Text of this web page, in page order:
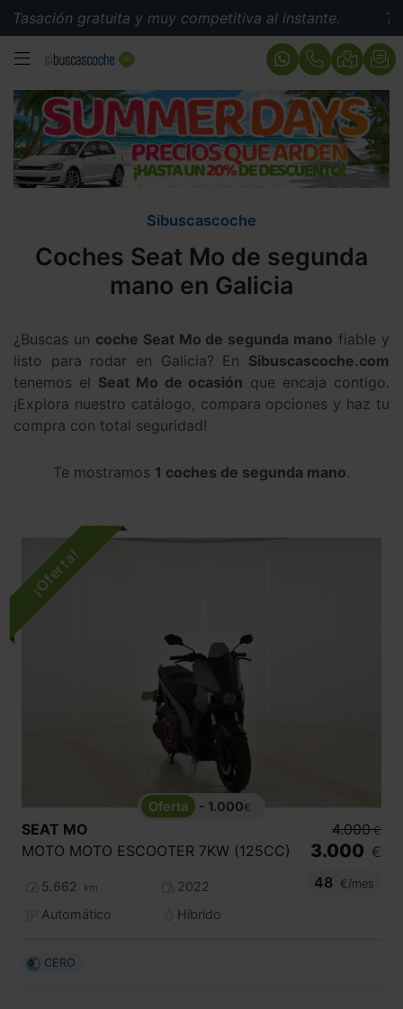
gratuita y muy competitiva al instante.
MENÚ
Sibuscascoche
Coches Seat Mo de segunda
mano en Galicia
¿Buscas un coche Seat Mo de segunda mano fiable y
listo para rodar en Galicia? En Sibuscascoche.com
tenemos el Seat Mo de ocasión que encaja contigo.
¡Explora nuestro catálogo, compara opciones y haz tu
compra con total seguridad!
Te mostramos 1 coches de segunda mano.
- 1.000€
SEAT MO
MOTO MOTO ESCOOTER 7KW (125CC)
5.662 km
2022
Automático
Híbrido
4.000 €
3.000 €
48
€/mes
CERO